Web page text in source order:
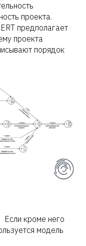
проекта.
предполагает
проекта
порядок
Если кроме него
модель